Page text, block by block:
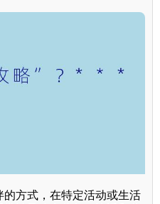
方式，在特定活动或生活